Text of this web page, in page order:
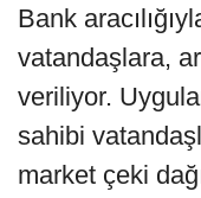
Bank
vatandaşlara,
veriliyor.
sahibi
market çeki